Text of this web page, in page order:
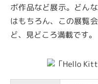
ボ作品など展示。どん
はもちろん、この展覧
ど、⾒どころ満載です。